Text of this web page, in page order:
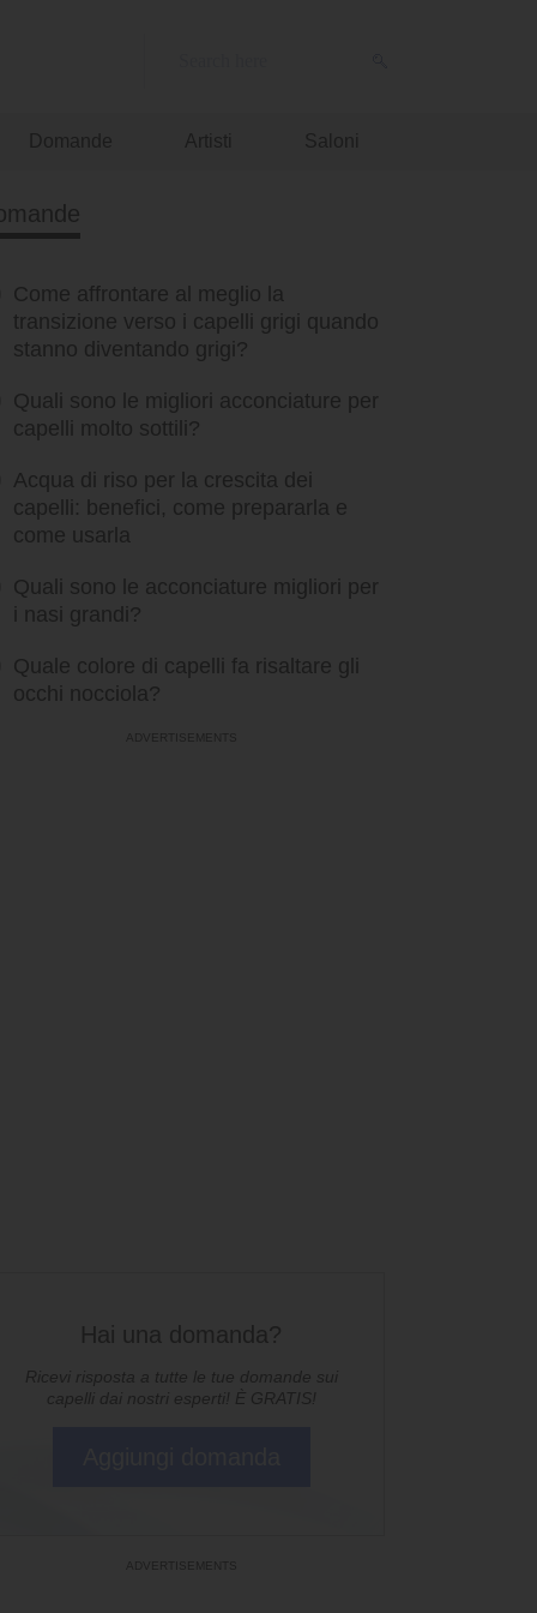
Come affrontare al meglio la
transizione verso i capelli grigi quando
stanno diventando grigi?
Quali sono le migliori acconciature per
capelli molto sottili?
Acqua di riso per la crescita dei
capelli: benefici, come prepararla e
come usarla
Quali sono le acconciature migliori per
i nasi grandi?
Quale colore di capelli fa risaltare gli
occhi nocciola?
Hai una domanda?
Ricevi risposta a tutte le tue domande sui
capelli dai nostri esperti! È GRATIS!